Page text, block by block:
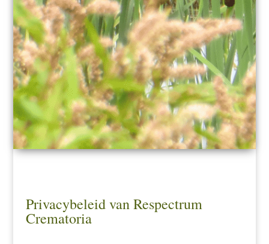
Privacybeleid van Respectrum
Crematoria